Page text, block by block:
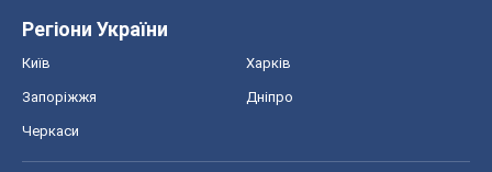
Регіони України
Київ Харків
Запоріжжя Дніпро
Черкаси